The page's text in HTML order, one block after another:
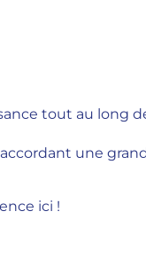
tout au long
une
ici !